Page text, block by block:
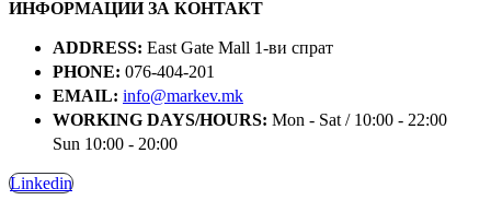
ИНФОРМАЦИИ ЗА КОНТАКТ
ADDRESS: East Gate Mall 1-ви спрат
PHONE: 076-404-201
EMAIL: info@markev.mk
WORKING DAYS/HOURS: Mon - Sat / 10:00 - 22:00
Sun 10:00 - 20:00
Linkedin